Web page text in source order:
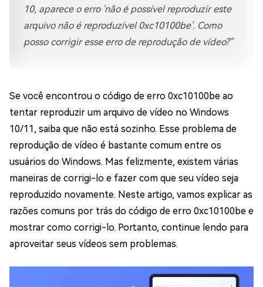
10, aparece o erro 'não é possível reproduzir este
arquivo não é reproduzível 0xc10100be'. Como
posso corrigir esse erro de reprodução de vídeo?"
Se você encontrou o código de erro 0xc10100be ao
tentar reproduzir um arquivo de vídeo no Windows
10/11, saiba que não está sozinho. Esse problema de
reprodução de vídeo é bastante comum entre os
usuários do Windows. Mas felizmente, existem várias
maneiras de corrigi-lo e fazer com que seu vídeo seja
reproduzido novamente. Neste artigo, vamos explicar as
razões comuns por trás do código de erro 0xc10100be e
mostrar como corrigi-lo. Portanto, continue lendo para
aproveitar seus vídeos sem problemas.